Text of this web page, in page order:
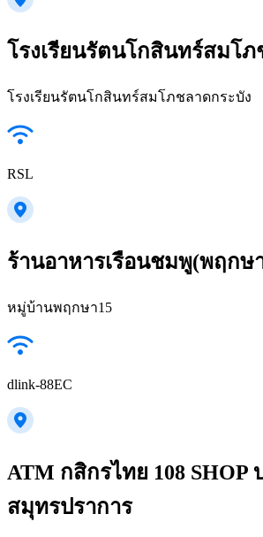
โรงเรียนรัตนโกสินทร์สมโ
โรงเรียนรัตนโกสินทร์สมโภชลาดกระบัง
RSL
ร้านอาหารเรือนชมพู(พฤกษ
หมู่บ้านพฤกษา15
dlink-88EC
ATM กสิกรไทย 108
สมุทรปราการ